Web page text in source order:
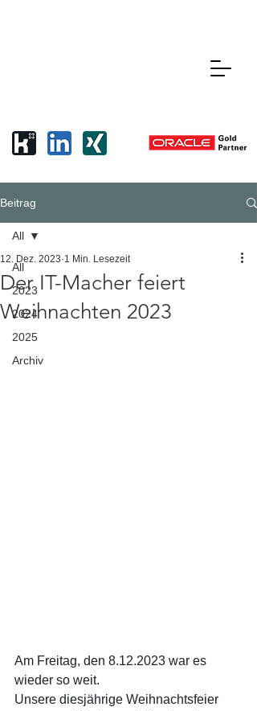
Beitrag
All
2023
2024
2025
Archiv
All
Der IT-Macher feiert
Weihnachten 2023
12. Dez. 2023 1 Min. Lesezeit
Am Freitag, den 8.12.2023 war es
wieder so weit.
Unsere diesjährige Weihnachtsfeier